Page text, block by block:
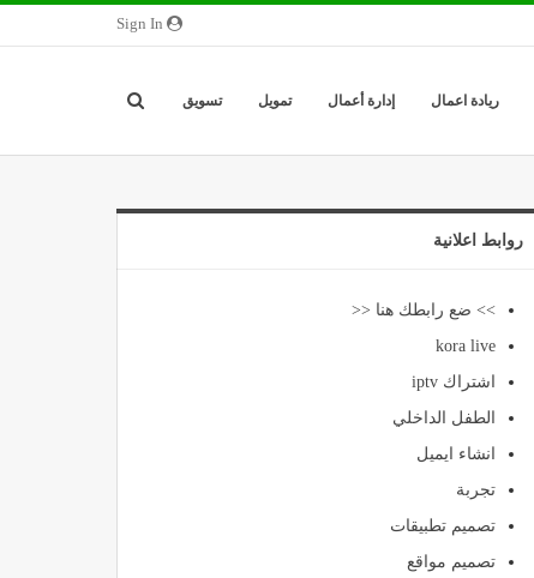
ريادة اعمال إدارة أعمال تمويل تسويق
روابط اعلانية
>> ضع رابطك هنا <<
kora live
اشتراك iptv
الطفل الداخلي
انشاء ايميل
تجربة
تصميم تطبيقات
تصميم مواقع